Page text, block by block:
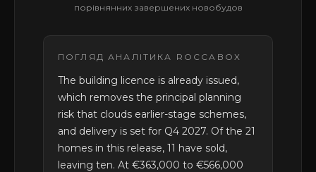
порівнянних завершених новобудов
ПОГЛЯД АНАЛІТИКА ROCCABOX
The building licence is already issued,
which removes the principal planning
risk that clouds earlier-stage schemes,
and delivery is set for Q4 2027. Of the 21
homes in this release, 11 have sold,
leaving ten. At €363,000 to €566,000